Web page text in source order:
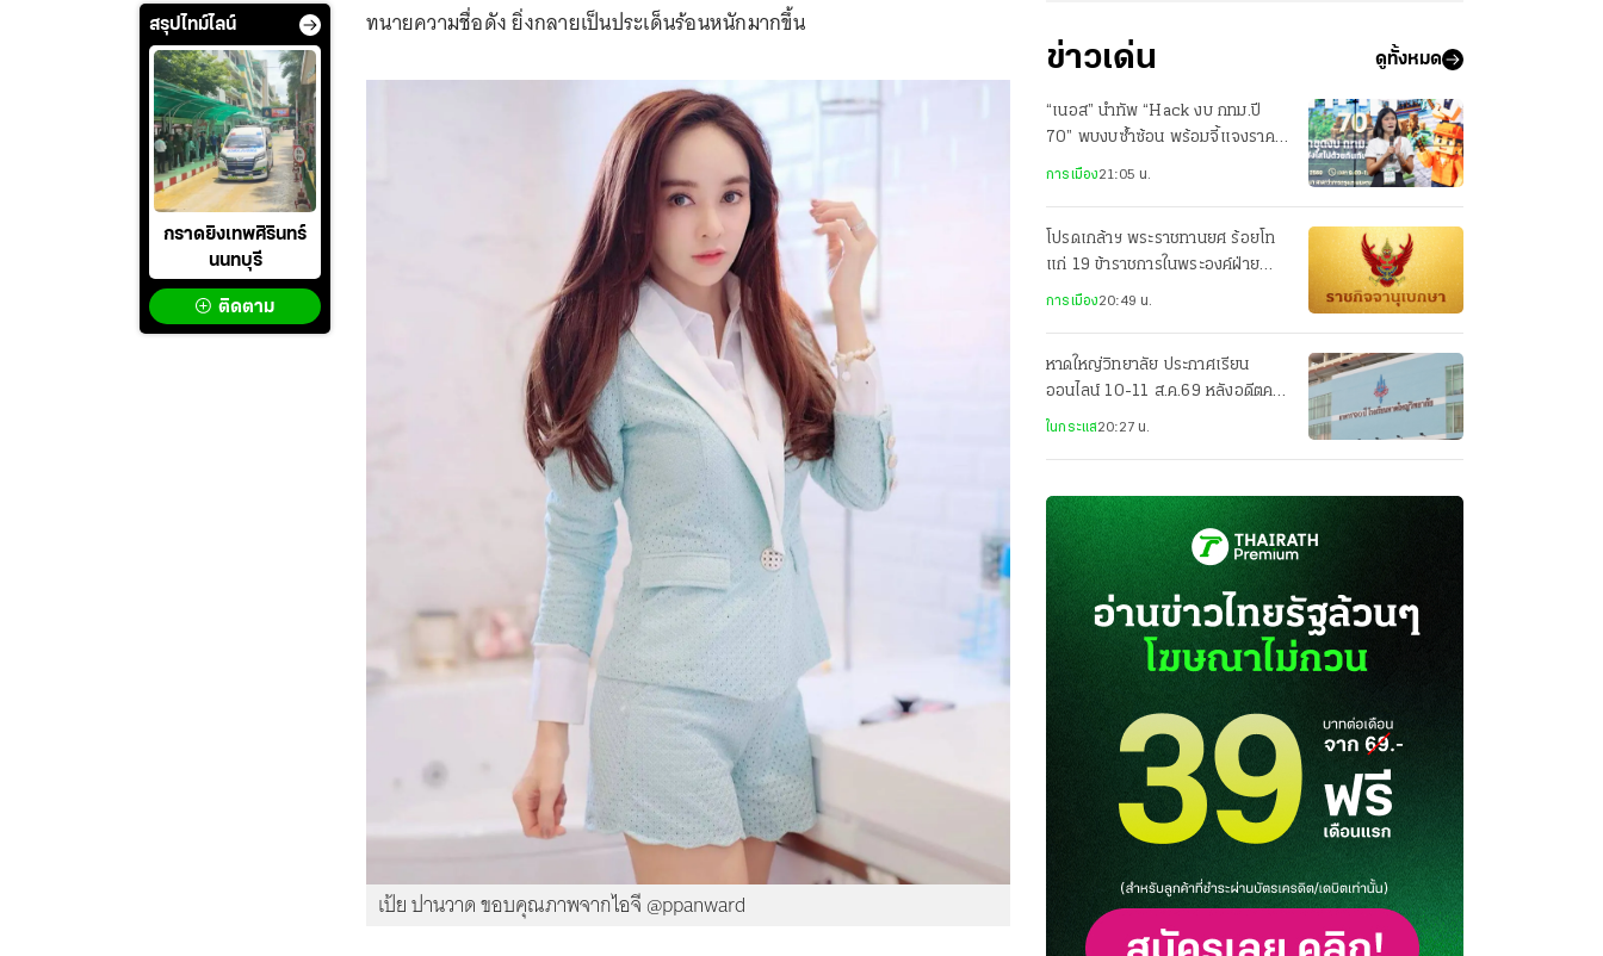
สรุปไทม์ไลน์
กราดยิงเทพศิรินทร์
นนทบุรี
ติดตาม
ทนายความชื่อดัง ยิ่งกลายเป็นประเด็นร้อนหนักมากขึ้น
เป้ย ปานวาด ขอบคุณภาพจากไอจี @ppanward
ข่าวเด่น ดูทั้งหมด
“เนอส” นำทัพ “Hack งบ กทม.ปี
70” พบงบซ้ำซ้อน พร้อมจี้แจงราคา
ครุภัณฑ์
การเมือง21:05 น.
โปรดเกล้าฯ พระราชทานยศ ร้อยโท
แก่ 19 ข้าราชการในพระองค์ฝ่าย
ทหาร
การเมือง20:49 น.
หาดใหญ่วิทยาลัย ประกาศเรียน
ออนไลน์ 10-11 ส.ค.69 หลังอดีตครู
ต่างชาติขู่ยิง
ในกระแส20:27 น.